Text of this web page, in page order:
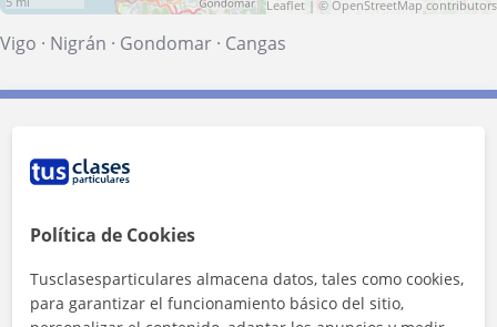
Leaflet | © OpenStreetMap contributors
Vigo · Nigrán · Gondomar · Cangas
Política de Cookies
Tusclasesparticulares almacena datos, tales como cookies,
para garantizar el funcionamiento básico del sitio,